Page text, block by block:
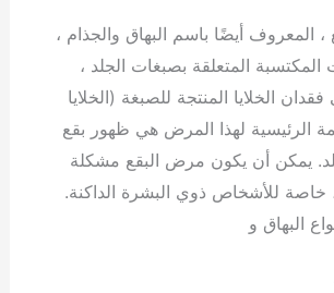
المعروف أيضًا باسم البهاق والجذام ،
المتعلقة بصبغات الجلد ،
الخلايا المنتجة للصبغة (الخلايا
الرئيسية لهذا المرض هي ظهور بقع
يمكن أن يكون مرض البقع مشكلة
، خاصة للأشخاص ذوي البشرة الداكنة.
البهاق و